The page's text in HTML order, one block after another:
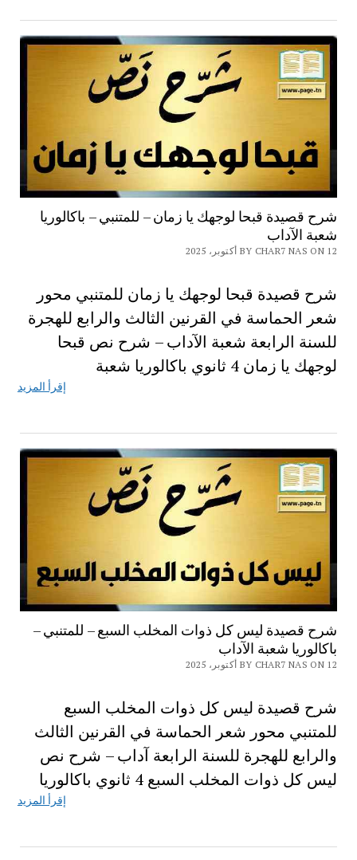
شرح قصيدة قبحا لوجهك يا زمان – للمتنبي – باكالوريا
شعبة الآداب
BY CHAR7 NAS ON 12 أكتوبر، 2025
شرح قصيدة قبحا لوجهك يا زمان للمتنبي محور
شعر الحماسة في القرنين الثالث والرابع للهجرة
للسنة الرابعة شعبة الآداب – شرح نص قبحا
لوجهك يا زمان 4 ثانوي باكالوريا شعبة
إقرأ المزيد
شرح قصيدة ليس كل ذوات المخلب السبع – للمتنبي –
باكالوريا شعبة الآداب
BY CHAR7 NAS ON 12 أكتوبر، 2025
شرح قصيدة ليس كل ذوات المخلب السبع
للمتنبي محور شعر الحماسة في القرنين الثالث
والرابع للهجرة للسنة الرابعة آداب – شرح نص
ليس كل ذوات المخلب السبع 4 ثانوي باكالوريا
إقرأ المزيد